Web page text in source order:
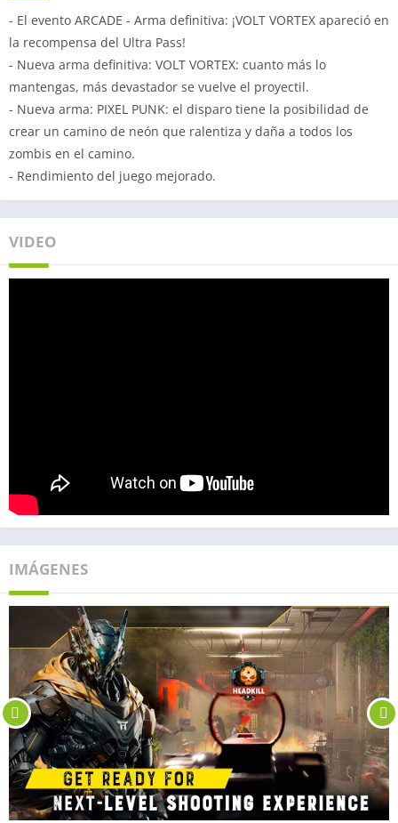
- El evento ARCADE - Arma definitiva: ¡VOLT VORTEX apareció en
la recompensa del Ultra Pass!
- Nueva arma definitiva: VOLT VORTEX: cuanto más lo
mantengas, más devastador se vuelve el proyectil.
- Nueva arma: PIXEL PUNK: el disparo tiene la posibilidad de
crear un camino de neón que ralentiza y daña a todos los
zombis en el camino.
- Rendimiento del juego mejorado.
VIDEO
IMÁGENES